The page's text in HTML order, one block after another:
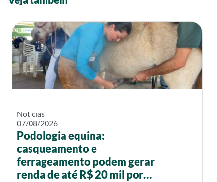
Notícias
07/08/2026
Podologia equina:
casqueamento e
ferrageamento podem gerar
renda de até R$ 20 mil por